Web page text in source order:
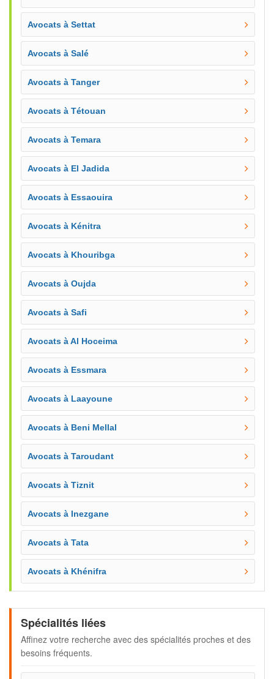
Avocats à Settat
Avocats à Salé
Avocats à Tanger
Avocats à Tétouan
Avocats à Temara
Avocats à El Jadida
Avocats à Essaouira
Avocats à Kénitra
Avocats à Khouribga
Avocats à Oujda
Avocats à Safi
Avocats à Al Hoceima
Avocats à Essmara
Avocats à Laayoune
Avocats à Beni Mellal
Avocats à Taroudant
Avocats à Tiznit
Avocats à Inezgane
Avocats à Tata
Avocats à Khénifra
Spécialités liées
Affinez votre recherche avec des spécialités proches et des
besoins fréquents.